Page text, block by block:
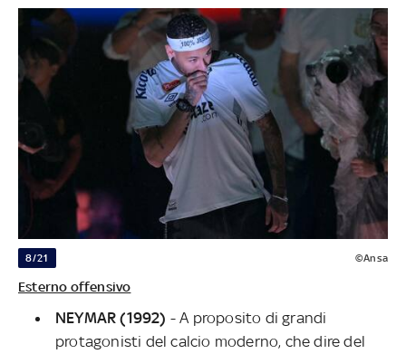
8/21 ©Ansa
Esterno offensivo
NEYMAR (1992) - A proposito di grandi
protagonisti del calcio moderno, che dire del